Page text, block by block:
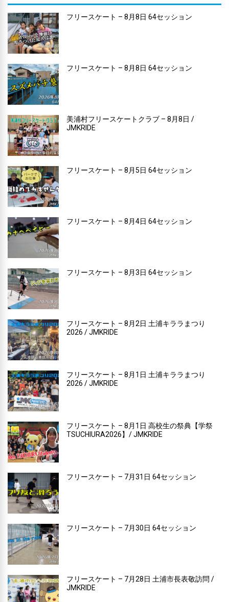
フリースケート – 8月8日 64セッション
フリースケート – 8月8日 64セッション
美浦村フリースケートクラブ – 8月8日 /
JMKRIDE
フリースケート – 8月5日 64セッション
フリースケート – 8月4日 64セッション
フリースケート – 8月3日 64セッション
フリースケート – 8月2日 土浦キララまつり
2026 / JMKRIDE
フリースケート – 8月1日 土浦キララまつり
2026 / JMKRIDE
フリースケート – 8月1日 高校生の祭典【学祭
TSUCHIURA2026】/ JMKRIDE
フリースケート – 7月31日 64セッション
フリースケート – 7月30日 64セッション
フリースケート – 7月28日 土浦市長表敬訪問 /
JMKRIDE